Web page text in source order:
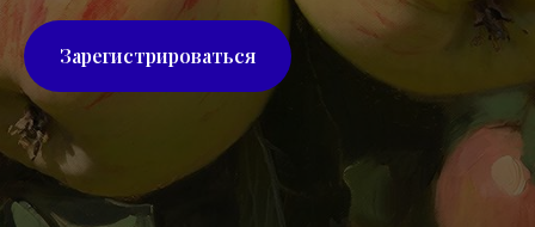
Зарегистрироваться